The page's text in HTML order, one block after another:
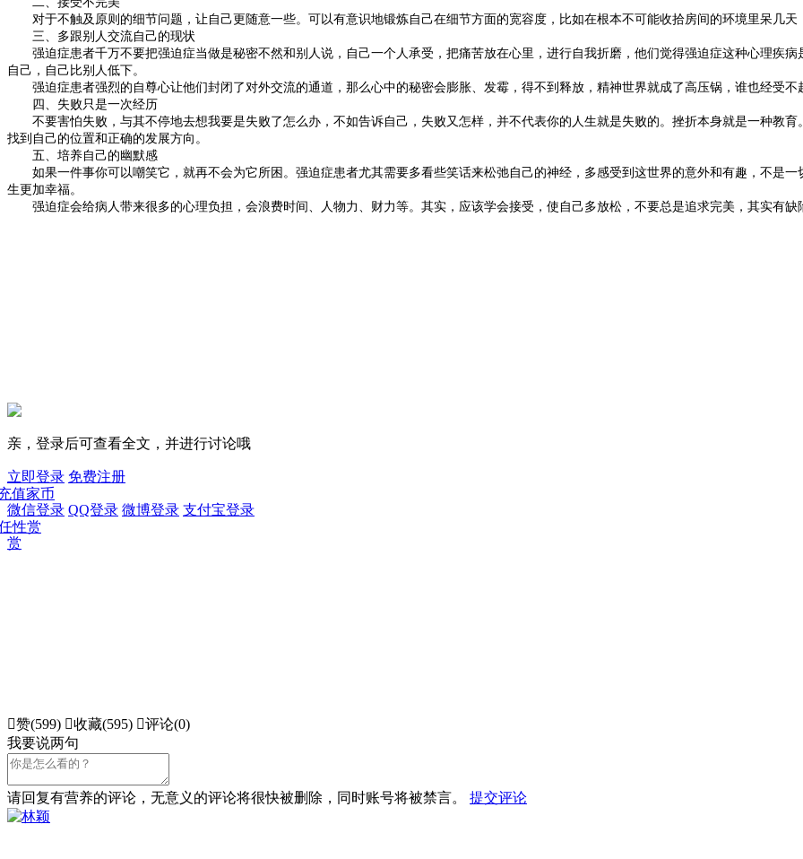
对于不触及原则的细节问题，让自己更随意一些。可以有意识地锻炼自己在细节方面的宽容度，比如在根本不可能收拾房间的环境里呆几天
三、多跟别人交流自己的现状
强迫症患者千万不要把强迫症当做是秘密不然和别人说，自己一个人承受，把痛苦放在心里，进行自我折磨，他们觉得强迫症这种心理疾
自己，自己比别人低下。
强迫症患者强烈的自尊心让他们封闭了对外交流的通道，那么心中的秘密会膨胀、发霉，得不到释放，精神世界就成了高压锅，谁也经受不
四、失败只是一次经历
不要害怕失败，与其不停地去想我要是失败了怎么办，不如告诉自己，失败又怎样，并不代表你的人生就是失败的。挫折本身就是一种教
找到自己的位置和正确的发展方向。
五、培养自己的幽默感
如果一件事你可以嘲笑它，就再不会为它所困。强迫症患者尤其需要多看些笑话来松弛自己的神经，多感受到这世界的意外和有趣，不是
生更加幸福。
强迫症会给病人带来很多的心理负担，会浪费时间、人物力、财力等。其实，应该学会接受，使自己多放松，不要总是追求完美，其实有缺
亲，登录后可查看全文，并进行讨论哦
立即登录 免费注册
微信登录 QQ登录 微博登录 支付宝登录
赏
值家币
性赏
赞(599) 收藏(595) 评论(0)
我要说两句
请回复有营养的评论，无意义的评论将很快被删除，同时账号将被禁言。 提交评论